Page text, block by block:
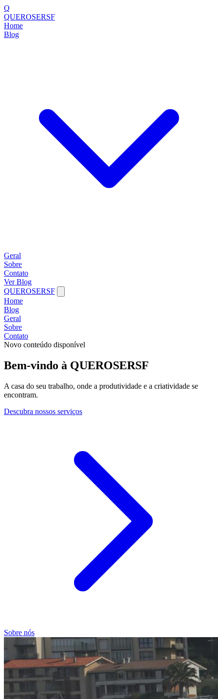
Q
QUEROSERSF
Home
Blog
Geral
Sobre
Contato
Ver Blog
QUEROSERSF
Home
Blog
Geral
Sobre
Contato
Novo conteúdo disponível
Bem-vindo à QUEROSERSF
A casa do seu trabalho, onde a produtividade e a criatividade se
encontram.
Descubra nossos serviços
Sobre nós